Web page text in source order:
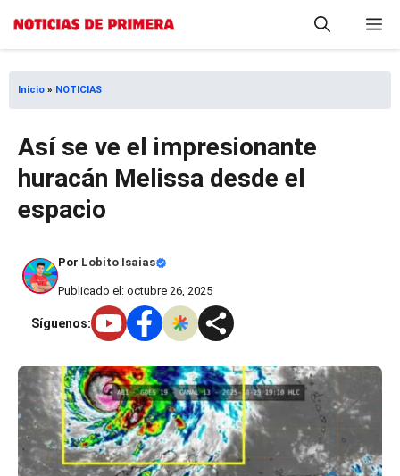
Saltar
contenido
Inicio » NOTICIAS
Así se ve el impresionante
huracán Melissa desde el
espacio
Por Lobito Isaias
Publicado el: octubre 26, 2025
Síguenos: